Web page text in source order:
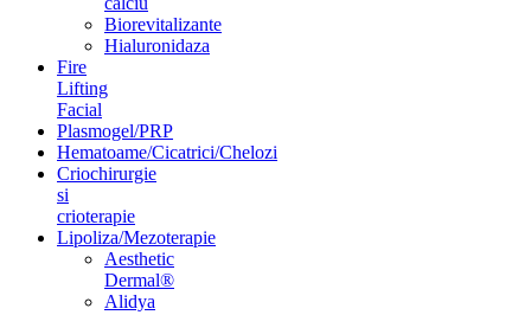
Biorevitalizante
Hialuronidaza
Fire
Lifting
Facial
Plasmogel/PRP
Hematoame/Cicatrici/Chelozi
Criochirurgie
si
crioterapie
Lipoliza/Mezoterapie
Aesthetic
Dermal®
Alidya